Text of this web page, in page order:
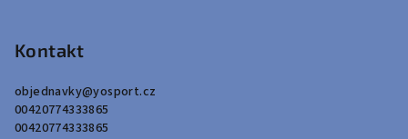
Kontakt
objednavky@yosport.cz
00420774333865
00420774333865